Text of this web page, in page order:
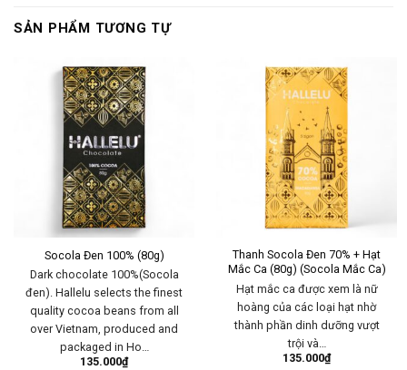
SẢN PHẨM TƯƠNG TỰ
Socola Đen 100% (80g)
Dark chocolate 100%(Socola
đen). Hallelu selects the finest
quality cocoa beans from all
over Vietnam, produced and
packaged in Ho…
135.000₫
Thanh Socola Đen 70% + Hạt
Mắc Ca (80g) (Socola Mắc Ca)
Hạt mắc ca được xem là nữ
hoàng của các loại hạt nhờ
thành phần dinh dưỡng vượt
trội và…
135.000₫